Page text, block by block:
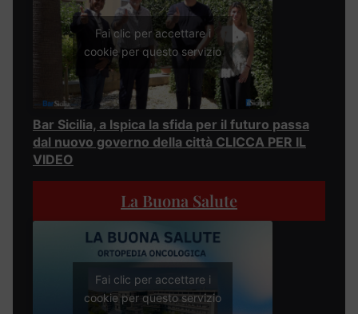
Fai clic per accettare i
cookie per questo servizio
Bar Sicilia, a Ispica la sfida per il futuro passa
dal nuovo governo della città CLICCA PER IL
VIDEO
La Buona Salute
Fai clic per accettare i
cookie per questo servizio